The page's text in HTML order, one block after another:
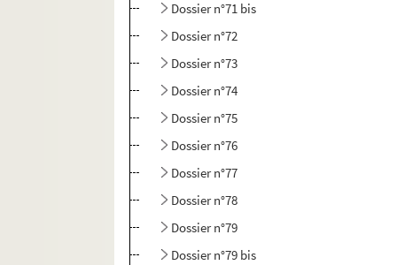
Dossier n°71 bis
Dossier n°72
Dossier n°73
Dossier n°74
Dossier n°75
Dossier n°76
Dossier n°77
Dossier n°78
Dossier n°79
Dossier n°79 bis